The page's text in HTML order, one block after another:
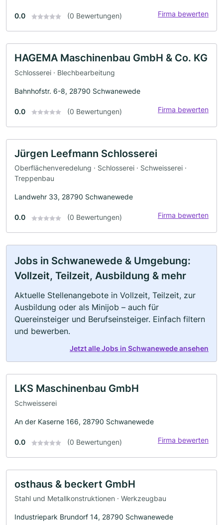
0.0 (0 Bewertungen) Firma bewerten
HAGEMA Maschinenbau GmbH & Co. KG
Schlosserei · Blechbearbeitung
Bahnhofstr. 6-8, 28790 Schwanewede
0.0 (0 Bewertungen) Firma bewerten
Jürgen Leefmann Schlosserei
Oberflächenveredelung · Schlosserei · Schweisserei ·
Treppenbau
Landwehr 33, 28790 Schwanewede
0.0 (0 Bewertungen) Firma bewerten
Jobs in Schwanewede & Umgebung:
Vollzeit, Teilzeit, Ausbildung & mehr
Aktuelle Stellenangebote in Vollzeit, Teilzeit, zur
Ausbildung oder als Minijob – auch für
Quereinsteiger und Berufseinsteiger. Einfach filtern
und bewerben.
Jetzt alle Jobs in Schwanewede ansehen
LKS Maschinenbau GmbH
Schweisserei
An der Kaserne 166, 28790 Schwanewede
0.0 (0 Bewertungen) Firma bewerten
osthaus & beckert GmbH
Stahl und Metallkonstruktionen · Werkzeugbau
Industriepark Brundorf 14, 28790 Schwanewede